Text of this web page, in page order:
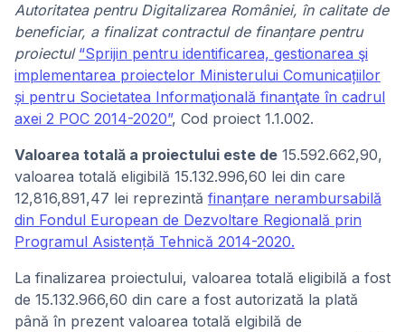
Autoritatea pentru Digitalizarea României, în calitate de
beneficiar, a finalizat contractul de finanțare pentru
proiectul “Sprijin pentru identificarea, gestionarea şi
implementarea proiectelor Ministerului Comunicațiilor
și pentru Societatea Informaţională finanţate în cadrul
axei 2 POC 2014-2020”, Cod proiect 1.1.002.
Valoarea totală a proiectului este de 15.592.662,90,
valoarea totală eligibilă 15.132.996,60 lei din care
12,816,891,47 lei reprezintă finanțare nerambursabilă
din Fondul European de Dezvoltare Regională prin
Programul Asistență Tehnică 2014-2020.
La finalizarea proiectului, valoarea totală eligibilă a fost
de 15.132.966,60 din care a fost autorizată la plată
până în prezent valoarea totală elgibilă de